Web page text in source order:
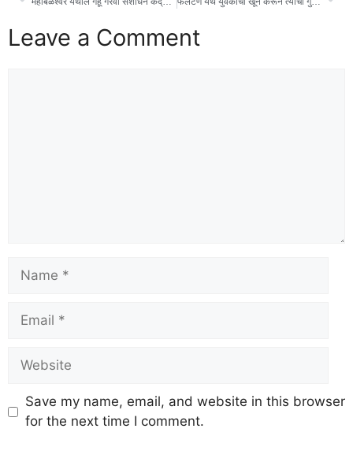
Leave a Comment
Save my name, email, and website in this browser
for the next time I comment.